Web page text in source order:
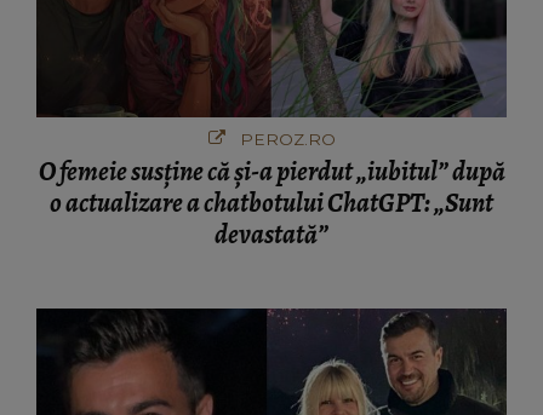
PEROZ.RO
O femeie susține că și-a pierdut „iubitul” după
o actualizare a chatbotului ChatGPT: „Sunt
devastată”